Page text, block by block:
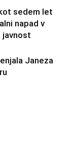
sedem let
napad v
javnost
Janeza